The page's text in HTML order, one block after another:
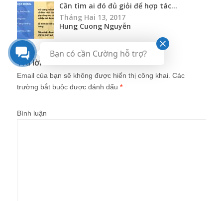
Cần tìm ai đó đủ giỏi để hợp tác...
Tháng Hai 13, 2017
Hung Cuong Nguyễn
Trả lời
Email của bạn sẽ không được hiển thị công khai. Các
trường bắt buộc được đánh dấu *
Bình luận
Bạn có cần Cường hỗ trợ?